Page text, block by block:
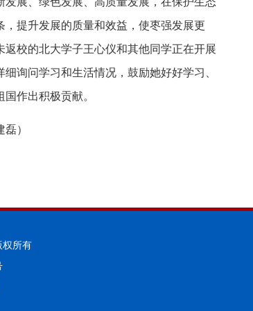
提升发展的质量和效益，使枣强发展更
校的北大学子王心仪和其他同学正在开展
询问学习和生活情况，鼓励她好好学习、
作出积极贡献。
磊）
权所有